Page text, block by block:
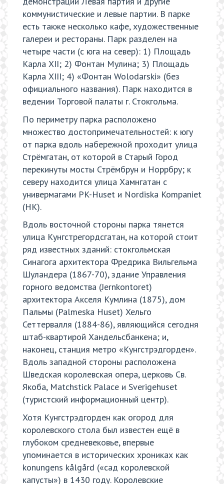
коммунистические и левые партии. В парке
есть также несколько кафе, художественные
галереи и рестораны. Парк разделен на
четыре части (с юга на север): 1) Площадь
Карла XII; 2) Фонтан Мулина; 3) Площадь
Карла XIII; 4) «Фонтан Wolodarski» (без
официального названия). Парк находится в
ведении Торговой палаты г. Стокгольма.
По периметру парка расположено
множество достопримечательностей: к югу
от парка вдоль набережной проходит улица
Стрёмгатан, от которой в Старый Город
перекинуты мосты Стрёмбрун и Норрбру; к
северу находится улица Хамнгатан с
универмагами PK-Huset и Nordiska Kompaniet
(НК).
Вдоль восточной стороны парка тянется
улица Кунгстрегордсгатан, на которой стоит
ряд известных зданий: стокгольмская
Синагога архитектора Фредрика Вильгельма
Шуландера (1867-70), здание Управления
горного ведомства (Jernkontoret)
архитектора Акселя Кумлина (1875), дом
Пальмы (Palmeska Huset) Хельго
Сеттервалля (1884-86), являющийся сегодня
штаб-квартирой Хандельсбанкена; и,
наконец, станция метро «Кунгстрэдгорден».
Вдоль западной стороны расположена
Шведская королевская опера, церковь Св.
Якоба, Matchstick Palace и Sverigehuset
(туристский информационный центр).
Хотя Кунгстрэдгорден как огород для
королевского стола был известен ещё в
глубоком средневековье, впервые
упоминается в исторических хрониках как
konungens kålgård («сад королевской
капусты») в 1430 году. Королевские